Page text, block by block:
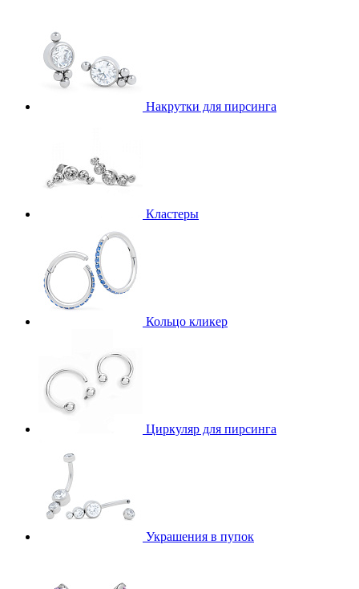
Накрутки для пирсинга
Кластеры
Кольцо кликер
Циркуляр для пирсинга
Украшения в пупок